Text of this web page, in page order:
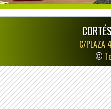
C/PLAZA
©